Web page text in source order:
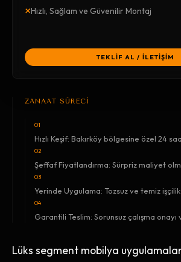
×Hızlı, Sağlam ve Güvenilir Montaj
TEKLİF AL / İLETİŞİM
ZANAAT SÜRECİ
01
Hızlı Keşif: Bakırköy bölgesine özel 24
02
Şeffaf Fiyatlandırma: Sürpriz maliyet
03
Yerinde Uygulama: Tozsuz ve temiz işçilik.
04
Garantili Teslim: Sorunsuz çalışma onayı
Lüks segment mobilya